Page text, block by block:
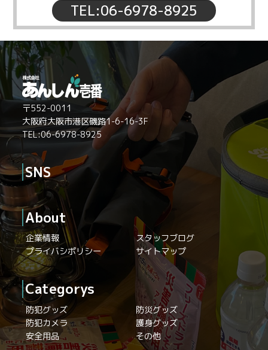
TEL:06-6978-8925
〒552-0011
大阪府大阪市港区磯路1-6-16-3F
TEL:06-6978-8925
SNS
About
企業情報
スタッフブログ
プライバシポリシー
サイトマップ
Categorys
防犯グッズ
防災グッズ
防犯カメラ
護身グッズ
安全用品
その他